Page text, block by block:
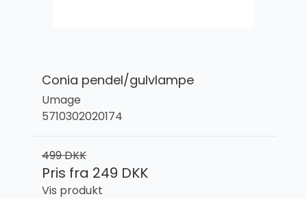
Conia pendel/gulvlampe
Umage
5710302020174
499 DKK
Pris fra 249 DKK
Vis produkt